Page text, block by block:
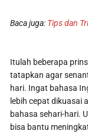
Baca juga: Tips dan
Itulah beberapa
tatapkan agar
hari. Ingat bahasa
lebih cepat dikuasai
bahasa sehari-hari.
bisa bantu